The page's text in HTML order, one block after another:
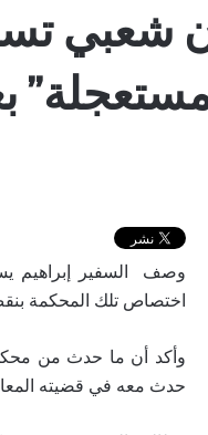
شعبي
وصف السفير إبراهيم
اختصاص تلك المحكمة
وأكد أن ما حدث من
حدث معه في قضيته